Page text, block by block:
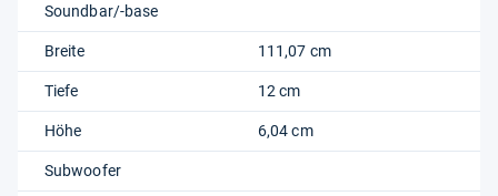
Soundbar/-base
Breite 111,07 cm
Tiefe 12 cm
Höhe 6,04 cm
Subwoofer